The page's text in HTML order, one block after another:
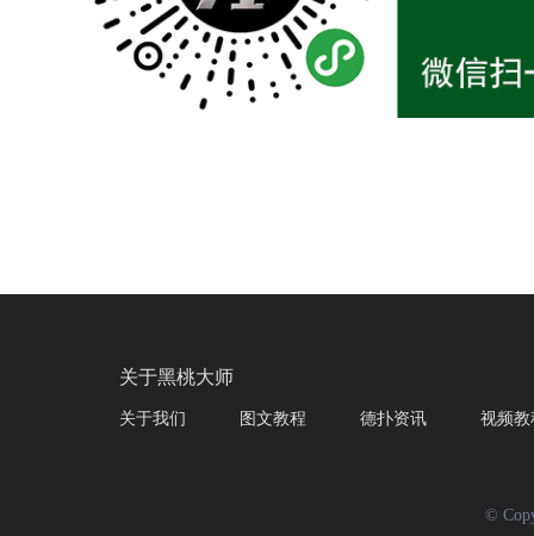
关于黑桃大师
关于我们 图文教程 德扑资讯 视频教
©